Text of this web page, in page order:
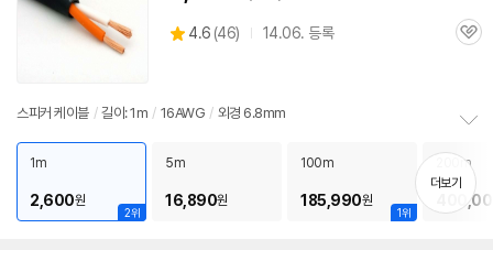
별
4.6 (상
뷰
46) 14.06. 등록
관
스피커 케이블 / 길이: 1m / 16AWG / 외경 6.8mm
보
펼
치
2위
1m
2,600원
5m
16,890원
1위
100m
185,990원
200m
더보기